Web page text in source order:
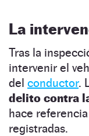
La
Tras la
intervenir el
del conductor.
delito contra
hace
registradas.